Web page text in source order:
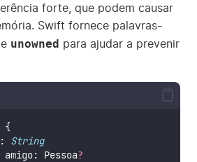
forte, que podem causar
Swift fornece palavras-
e unowned para ajudar a prevenir
String
Pessoa?